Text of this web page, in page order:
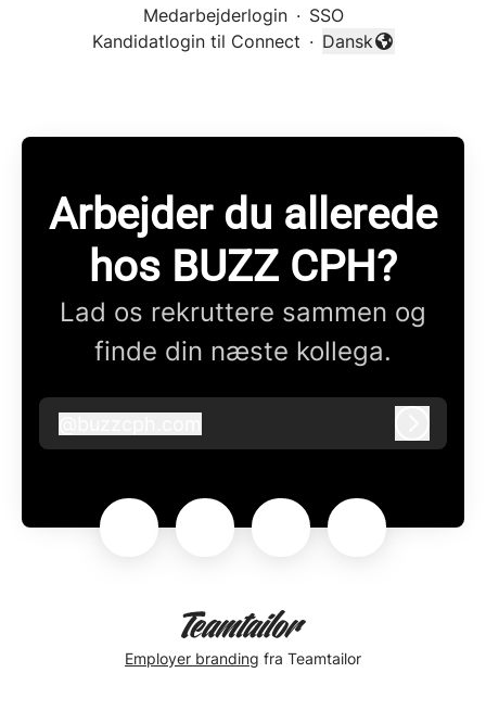
Medarbejderlogin · SSO
Kandidatlogin til Connect ·
Skift sprog
Dansk
Arbejder du allerede
hos BUZZ CPH?
Lad os rekruttere sammen og
finde din næste kollega.
buzzcph.com
Employer branding fra Teamtailor